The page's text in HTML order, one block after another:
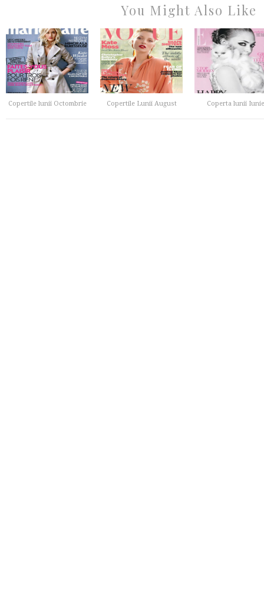
You Might Also Like
Copertile lunii Octombrie Copertile Lunii August Coperta lunii Iunie